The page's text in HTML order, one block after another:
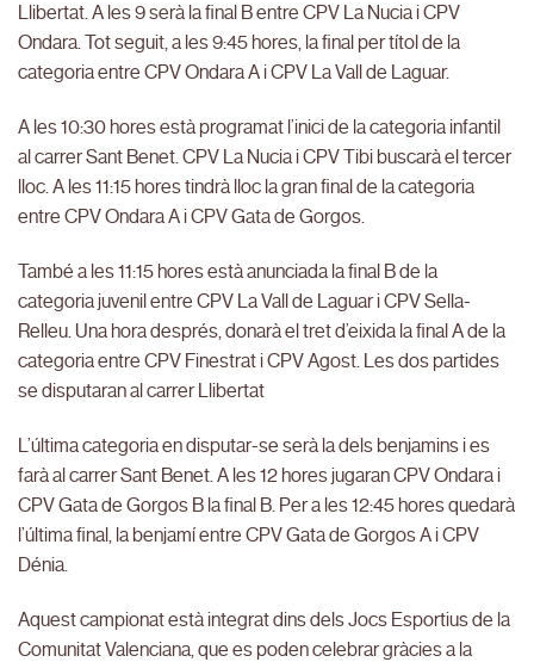
Llibertat. A les 9 serà la final B entre CPV La Nucia i CPV
Ondara. Tot seguit, a les 9:45 hores, la final per títol de la
categoria entre CPV Ondara A i CPV La Vall de Laguar.
A les 10:30 hores està programat l’inici de la categoria infantil
al carrer Sant Benet. CPV La Nucia i CPV Tibi buscarà el tercer
lloc. A les 11:15 hores tindrà lloc la gran final de la categoria
entre CPV Ondara A i CPV Gata de Gorgos.
També a les 11:15 hores està anunciada la final B de la
categoria juvenil entre CPV La Vall de Laguar i CPV Sella-
Relleu. Una hora després, donarà el tret d’eixida la final A de la
categoria entre CPV Finestrat i CPV Agost. Les dos partides
se disputaran al carrer Llibertat
L’última categoria en disputar-se serà la dels benjamins i es
farà al carrer Sant Benet. A les 12 hores jugaran CPV Ondara i
CPV Gata de Gorgos B la final B. Per a les 12:45 hores quedarà
l’última final, la benjamí entre CPV Gata de Gorgos A i CPV
Dénia.
Aquest campionat està integrat dins dels Jocs Esportius de la
Comunitat Valenciana, que es poden celebrar gràcies a la